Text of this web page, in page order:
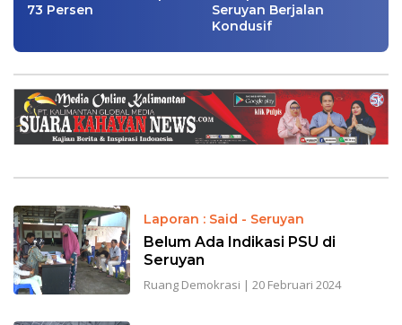
73 Persen
Seruyan Berjalan
Kondusif
Laporan : Said - Seruyan
Belum Ada Indikasi PSU di
Seruyan
Ruang Demokrasi | 20 Februari 2024